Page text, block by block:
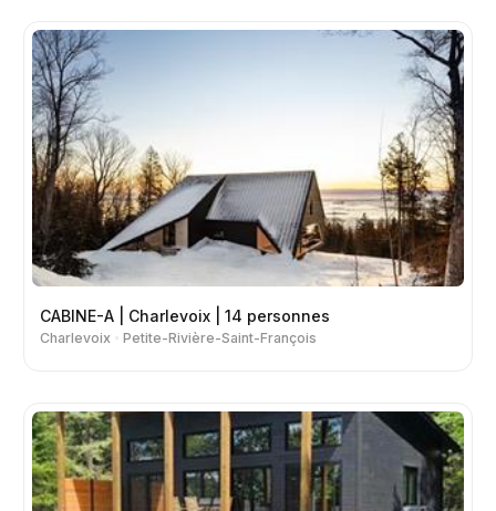
CABINE-A | Charlevoix | 14 personnes
Charlevoix Petite-Rivière-Saint-François